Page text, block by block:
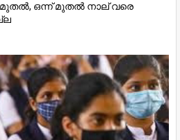
മുതല്‍, ഒന്ന് മുതല്‍ നാല് വരെ